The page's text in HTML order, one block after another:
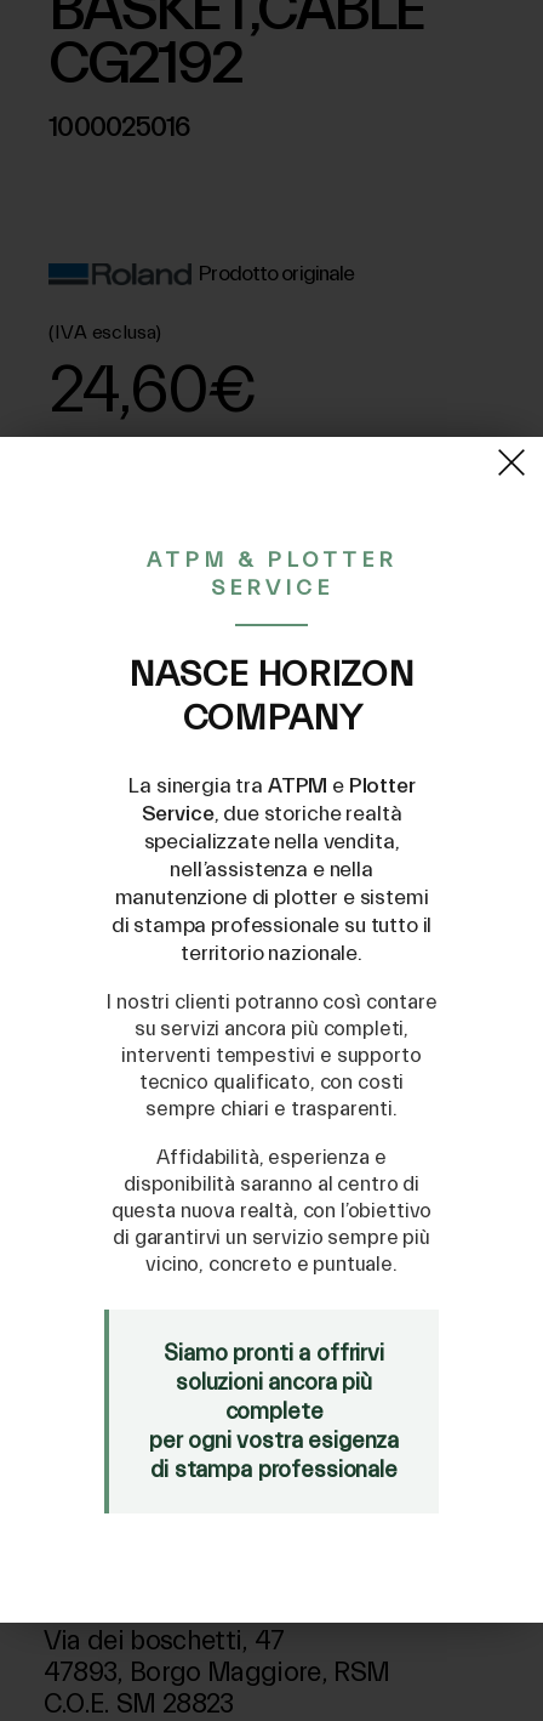
CG2192
1000025016
Prodotto originale
(IVA esclusa)
24,60€
ASSISTENZA
/Epson/Mutoh
Flexa
Orafol
VENDITA
Mimaki Bompan Textile
SEGUICI ANCHE SU
Via dei boschetti, 47
47893, Borgo Maggiore, RSM
C.O.E. SM 28823
ATPM & PLOTTER
SERVICE
NASCE HORIZON
COMPANY
La sinergia tra ATPM e Plotter
Service, due storiche realtà
specializzate nella vendita,
nell’assistenza e nella
manutenzione di plotter e sistemi
di stampa professionale su tutto il
territorio nazionale.
I nostri clienti potranno così contare
su servizi ancora più completi,
interventi tempestivi e supporto
tecnico qualificato, con costi
sempre chiari e trasparenti.
Affidabilità, esperienza e
disponibilità saranno al centro di
questa nuova realtà, con l’obiettivo
di garantirvi un servizio sempre più
vicino, concreto e puntuale.
Siamo pronti a offrirvi
soluzioni ancora più
complete
per ogni vostra esigenza
di stampa professionale